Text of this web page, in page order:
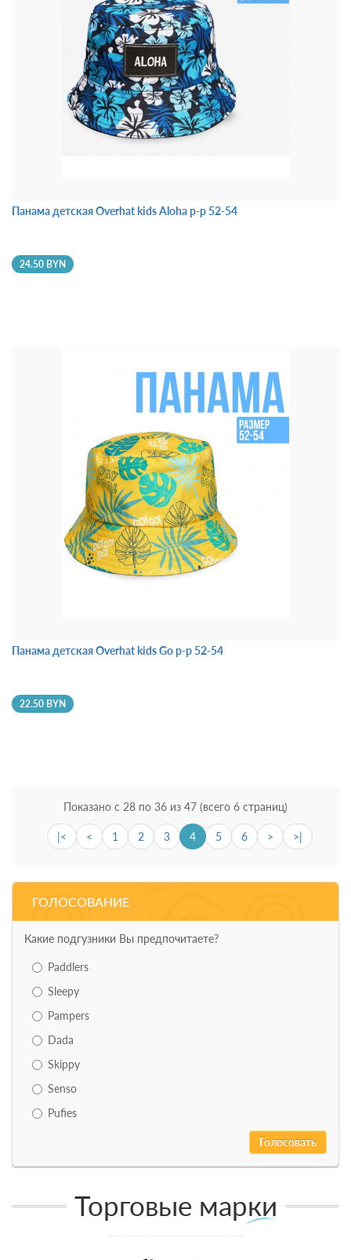
Панама детская Overhat kids Aloha р-р 52-54
24.50 BYN
Панама детская Overhat kids Go р-р 52-54
22.50 BYN
Показано с 28 по 36 из 47 (всего 6 страниц)
|< < 1 2 3 4 5 6 > >|
ГОЛОСОВАНИЕ
Какие подгузники Вы предпочитаете?
Paddlers
Sleepy
Pampers
Dada
Skippy
Senso
Pufies
Торговые марки